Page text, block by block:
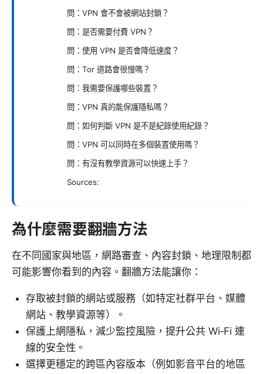
問：VPN 會不會被網站封鎖？
問：是否需要付費 VPN？
問：使用 VPN 是否會降低速度？
問：Tor 道路會很慢嗎？
問：我需要保護哪些裝置？
問：VPN 真的能保護隱私嗎？
問：如何判斷 VPN 是不是紀錄使用紀錄？
問：VPN 可以同時在多個裝置使用嗎？
問：有沒有教學資源可以快速上手？
Sources:
為什麼需要翻牆方法
在不同國家與地區，網路審查、內容封鎖、地理限制都
可能影響你看到的內容。翻牆方法能讓你：
存取被封鎖的網站或服務（如特定社群平台、媒體
網站、教學資源等）。
保護上網隱私，減少監控風險，提升公共 Wi‑Fi 連
線的安全性。
選擇更穩定的跨區內容版本（例如影音平台的地區